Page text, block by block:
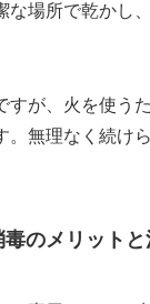
な場所で乾かし
すが、火を使う
。無理なく続け
のメリットと